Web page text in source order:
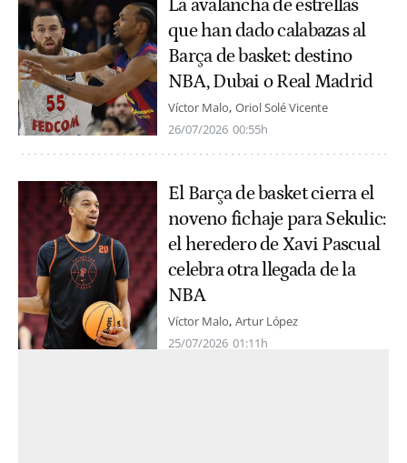
La avalancha de estrellas
que han dado calabazas al
Barça de basket: destino
NBA, Dubai o Real Madrid
Víctor Malo Oriol Solé Vicente
26/07/2026 00:55h
El Barça de basket cierra el
noveno fichaje para Sekulic:
el heredero de Xavi Pascual
celebra otra llegada de la
NBA
Víctor Malo Artur López
25/07/2026 01:11h